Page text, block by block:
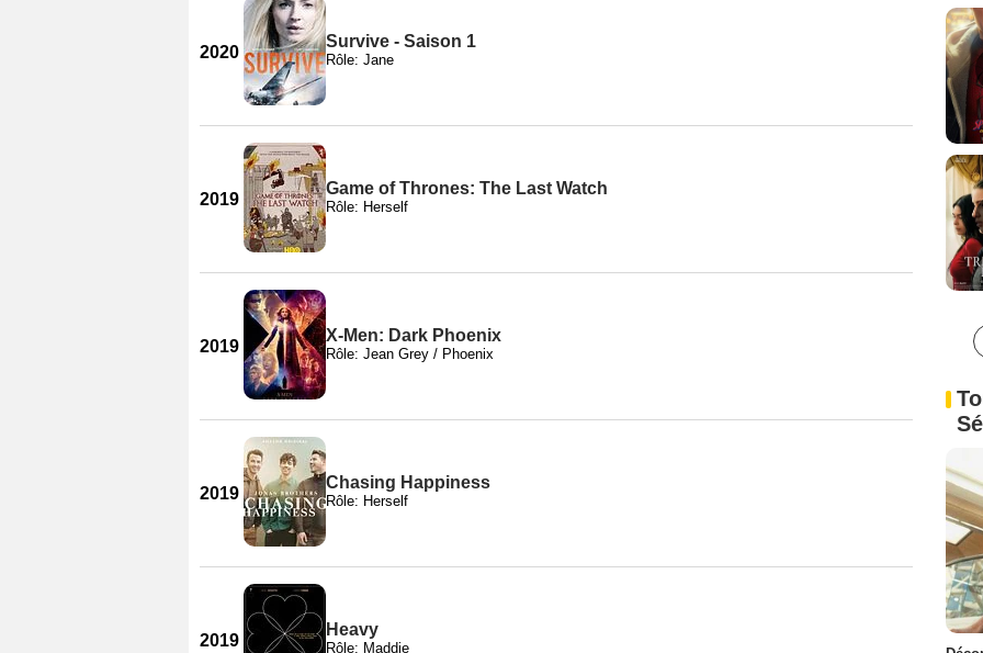
2020
Survive - Saison 1
Rôle: Jane
2019
Game of Thrones: The Last Watch
Rôle: Herself
2019
X-Men: Dark Phoenix
Rôle: Jean Grey / Phoenix
2019
Chasing Happiness
Rôle: Herself
2019
Heavy
Rôle: Maddie